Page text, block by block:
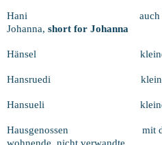
Hani
Johanna, short for Johanna
Hänsel
Hansruedi
Hansueli
Hausgenossen
mit
wohnende, nicht verwandte